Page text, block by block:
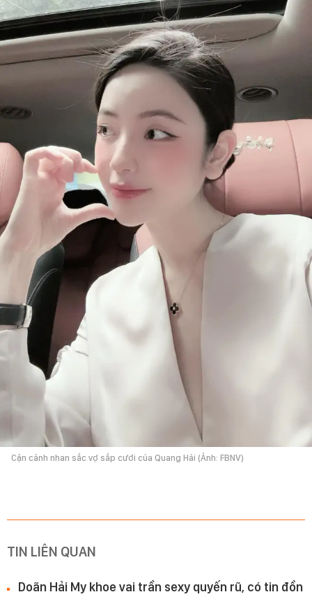
Cận cảnh nhan sắc vợ sắp cưới của Quang Hải (Ảnh: FBNV)
TIN LIÊN QUAN
Doãn Hải My khoe vai trần sexy quyến rũ, có tin đồn